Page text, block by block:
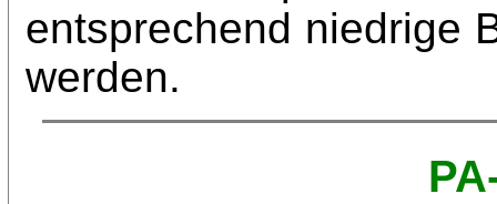
entsprechend niedrige
werden.